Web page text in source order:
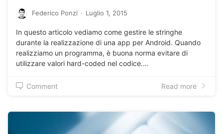
Federico Ponzi · Luglio 1, 2015
In questo articolo vediamo come gestire le stringhe
durante la realizzazione di una app per Android. Quando
realizziamo un programma, è buona norma evitare di
utilizzare valori hard-coded nel codice.…
Comment Read more